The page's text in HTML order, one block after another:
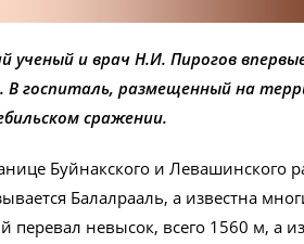
ученый и врач Н.И. Пирогов
В госпиталь, размещенный на
сражении.
Буйнакского и Левашинского
Балалрааль, а известна
перевал невысок, всего 1560 м, а